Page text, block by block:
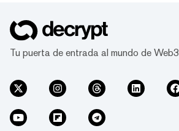
Tu puerta de entrada al mundo de Web3